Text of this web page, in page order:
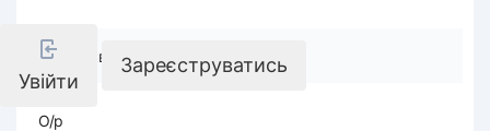
Увійти
Зареєструватись
Реквізити компанії
О/р